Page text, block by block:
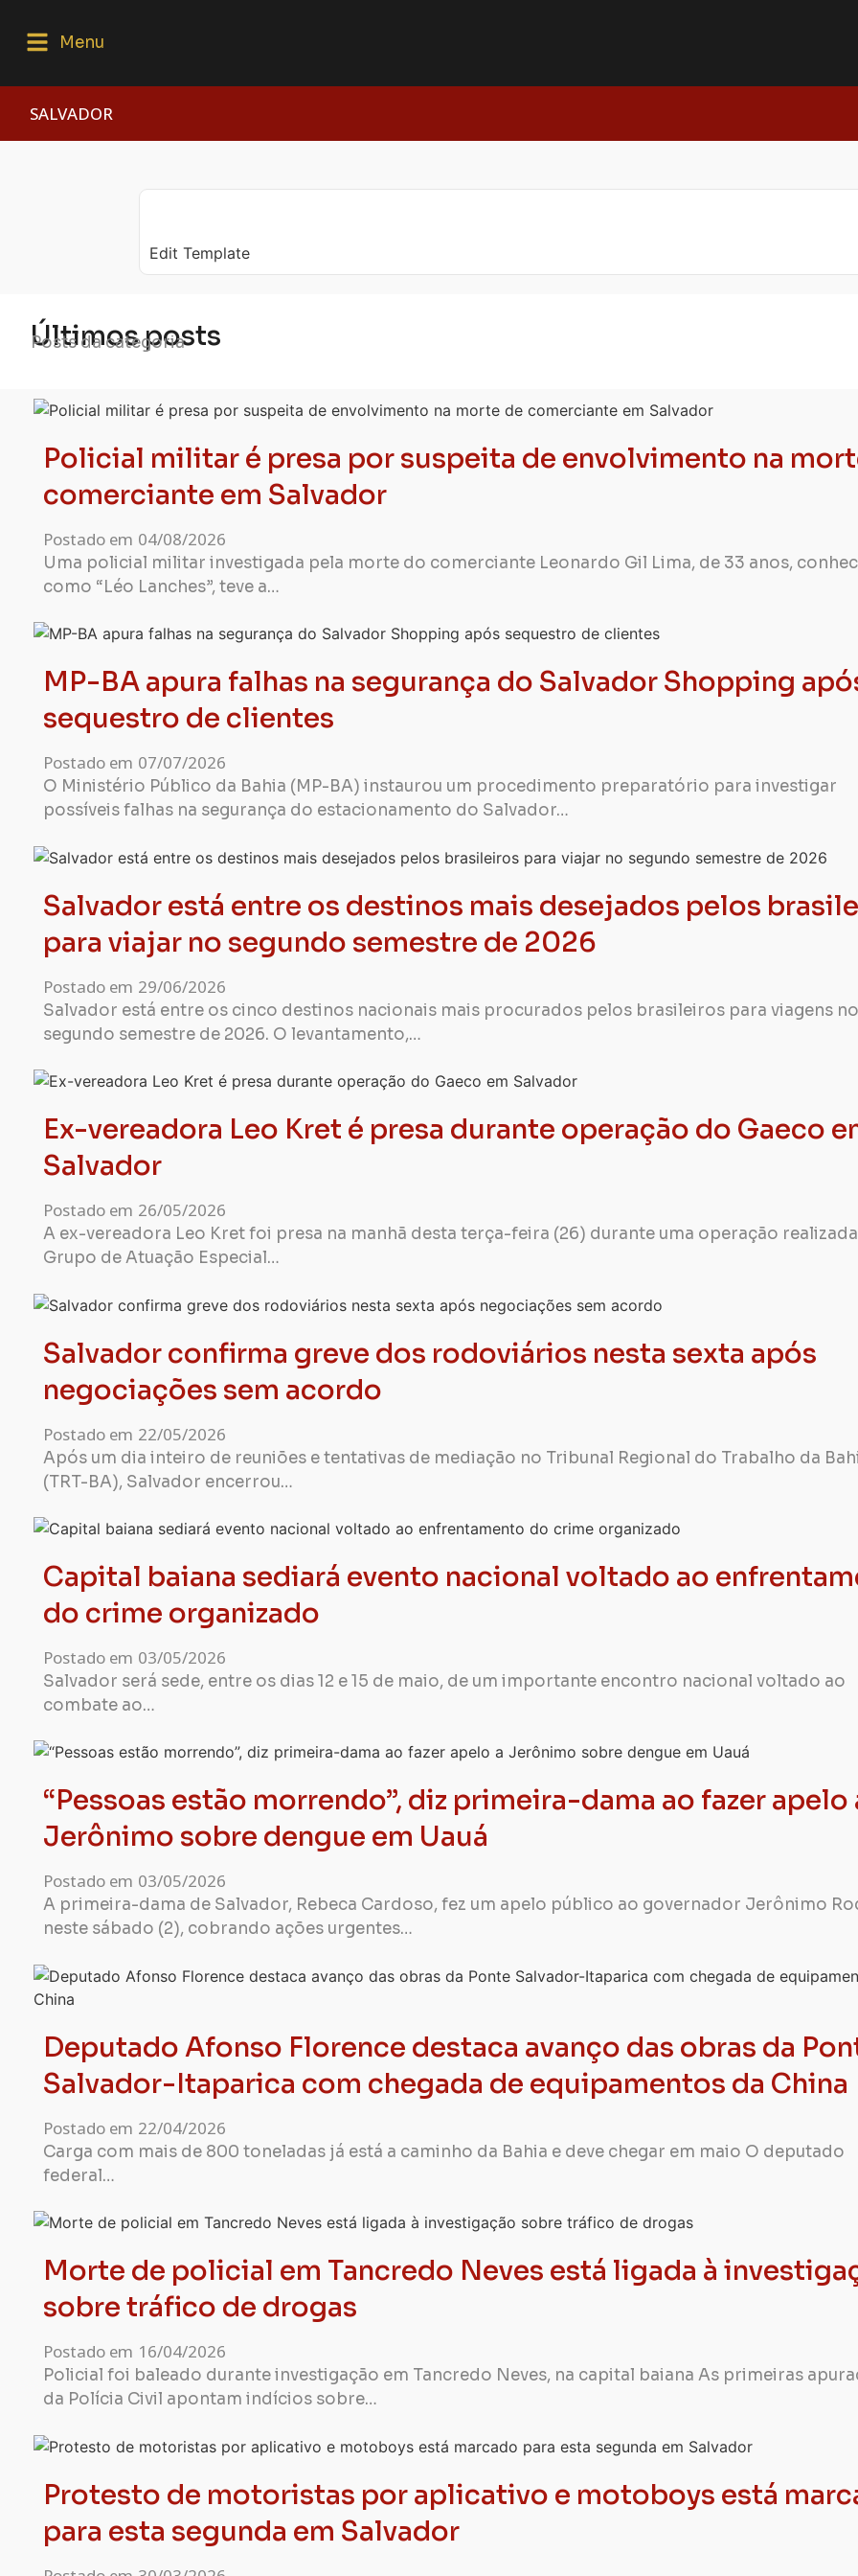
Menu
SALVADOR
Edit Template
Últimos posts
Posts da categoria
Policial militar é presa por suspeita de envolvimento na
comerciante em Salvador
Postado em 04/08/2026
Uma policial militar investigada pela morte do comerciante Leonardo Gil Lima, de 33 anos,
como “Léo Lanches”, teve a…
MP-BA apura falhas na segurança do Salvador Shopping
sequestro de clientes
Postado em 07/07/2026
O Ministério Público da Bahia (MP-BA) instaurou um procedimento preparatório para investigar
possíveis falhas na segurança do estacionamento do Salvador…
Salvador está entre os destinos mais desejados pelos
para viajar no segundo semestre de 2026
Postado em 29/06/2026
Salvador está entre os cinco destinos nacionais mais procurados pelos brasileiros para viagens no
segundo semestre de 2026. O levantamento,…
Ex-vereadora Leo Kret é presa durante operação do Gaeco
Salvador
Postado em 26/05/2026
A ex-vereadora Leo Kret foi presa na manhã desta terça-feira (26) durante uma operação
Grupo de Atuação Especial…
Salvador confirma greve dos rodoviários nesta sexta após
negociações sem acordo
Postado em 22/05/2026
Após um dia inteiro de reuniões e tentativas de mediação no Tribunal Regional do Trabalho da
(TRT-BA), Salvador encerrou…
Capital baiana sediará evento nacional voltado ao
do crime organizado
Postado em 03/05/2026
Salvador será sede, entre os dias 12 e 15 de maio, de um importante encontro nacional voltado ao
combate ao…
“Pessoas estão morrendo”, diz primeira-dama ao fazer apelo
Jerônimo sobre dengue em Uauá
Postado em 03/05/2026
A primeira-dama de Salvador, Rebeca Cardoso, fez um apelo público ao governador Jerônimo
neste sábado (2), cobrando ações urgentes…
Deputado Afonso Florence destaca avanço das obras da
Salvador-Itaparica com chegada de equipamentos da China
Postado em 22/04/2026
Carga com mais de 800 toneladas já está a caminho da Bahia e deve chegar em maio O deputado
federal…
Morte de policial em Tancredo Neves está ligada à
sobre tráfico de drogas
Postado em 16/04/2026
Policial foi baleado durante investigação em Tancredo Neves, na capital baiana As primeiras
da Polícia Civil apontam indícios sobre…
Protesto de motoristas por aplicativo e motoboys está
para esta segunda em Salvador